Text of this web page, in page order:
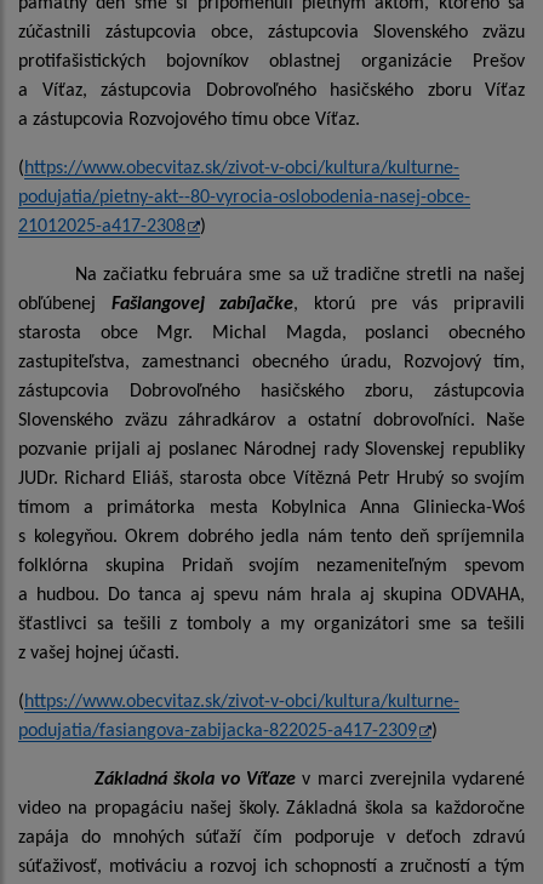
zúčastnili zástupcovia obce, zástupcovia Slovenského zväzu
protifašistických bojovníkov oblastnej organizácie Prešov
a Víťaz, zástupcovia Dobrovoľného hasičského zboru Víťaz
a zástupcovia Rozvojového tímu obce Víťaz.
(https://www.obecvitaz.sk/zivot-v-obci/kultura/kulturne-
podujatia/pietny-akt--80-vyrocia-oslobodenia-nasej-obce-
21012025-a417-2308
)
Na začiatku februára sme sa už tradične stretli na našej
obľúbenej Fašiangovej zabíjačke, ktorú pre vás pripravili
starosta obce Mgr. Michal Magda, poslanci obecného
zastupiteľstva, zamestnanci obecného úradu, Rozvojový tím,
zástupcovia Dobrovoľného hasičského zboru, zástupcovia
Slovenského zväzu záhradkárov a ostatní dobrovoľníci. Naše
pozvanie prijali aj poslanec Národnej rady Slovenskej republiky
JUDr. Richard Eliáš, starosta obce Vítězná Petr Hrubý so svojím
tímom a primátorka mesta Kobylnica Anna Gliniecka-Woś
s kolegyňou. Okrem dobrého jedla nám tento deň spríjemnila
folklórna skupina Pridaň svojím nezameniteľným spevom
a hudbou. Do tanca aj spevu nám hrala aj skupina ODVAHA,
šťastlivci sa tešili z tomboly a my organizátori sme sa tešili
z vašej hojnej účasti.
(https://www.obecvitaz.sk/zivot-v-obci/kultura/kulturne-
podujatia/fasiangova-zabijacka-822025-a417-2309
)
Základná škola vo Víťaze v marci zverejnila vydarené
video na propagáciu našej školy. Základná škola sa každoročne
zapája do mnohých súťaží čím podporuje v deťoch zdravú
súťaživosť, motiváciu a rozvoj ich schopností a zručností a tým